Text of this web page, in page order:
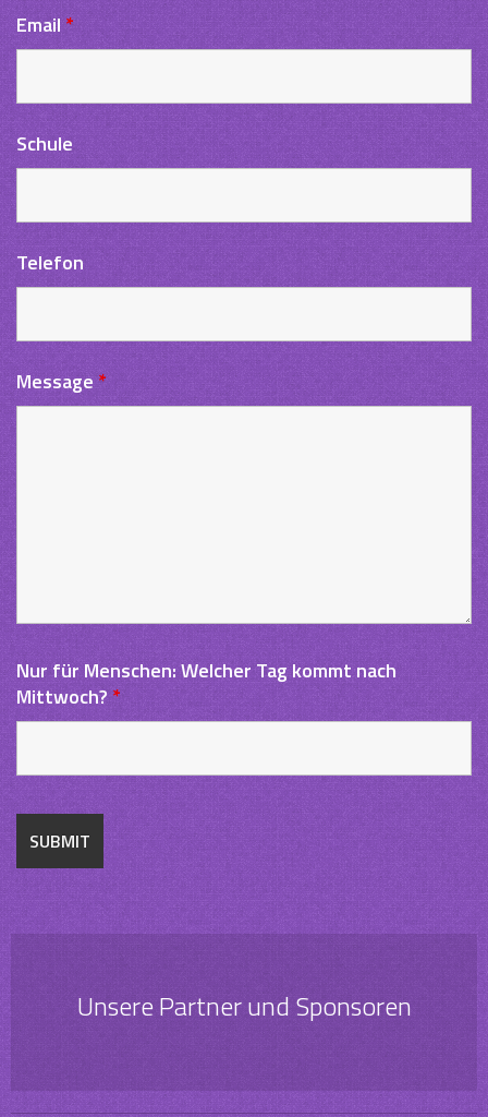
Email*
Schule
Telefon
Message*
Nur für Menschen: Welcher Tag kommt nach
Mittwoch?*
Unsere Partner und Sponsoren